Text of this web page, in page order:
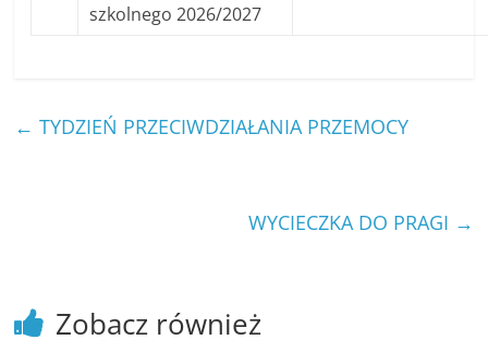
szkolnego 2026/2027
← TYDZIEŃ PRZECIWDZIAŁANIA PRZEMOCY
WYCIECZKA DO PRAGI →
Zobacz również